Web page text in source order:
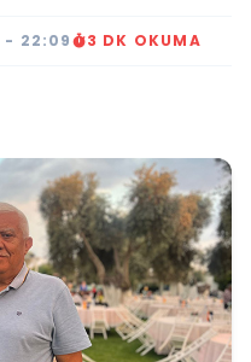
- 22:09 3 DK OKUMA